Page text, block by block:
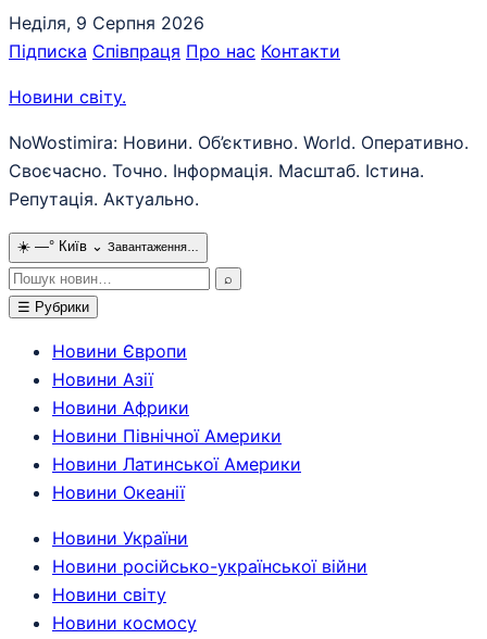
Перейти
до
Неділя, 9 Серпня 2026
Підписка Співпраця Про нас Контакти
Новини світу.
NoWostimira: Новини. Об’єктивно. World. Оперативно.
Своєчасно. Точно. Інформація. Масштаб. Істина.
Репутація. Актуально.
☀️ —° Київ ⌄ Завантаження…
Пошук:
⌕
☰ Рубрики
Новини Європи
Новини Азії
Новини Африки
Новини Північної Америки
Новини Латинської Америки
Новини Океанії
Новини України
Новини російсько-української війни
Новини світу
Новини космосу